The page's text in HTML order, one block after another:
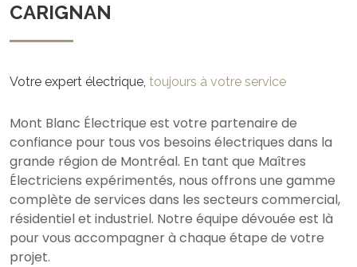
CARIGNAN
Votre expert électrique, toujours à votre service
Mont Blanc Électrique est votre partenaire de
confiance pour tous vos besoins électriques dans la
grande région de Montréal. En tant que Maîtres
Électriciens expérimentés, nous offrons une gamme
complète de services dans les secteurs commercial,
résidentiel et industriel. Notre équipe dévouée est là
pour vous accompagner à chaque étape de votre
projet.